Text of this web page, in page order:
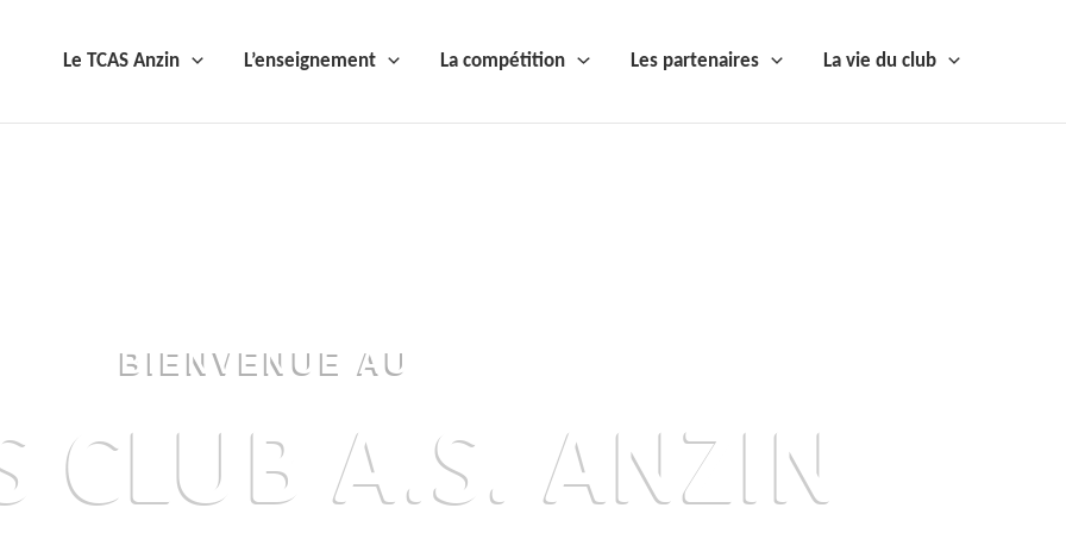
Le TCAS Anzin L’enseignement La compétition Les partenaires La vie du club
BIENVENUE AU
CLUB A.S. ANZIN